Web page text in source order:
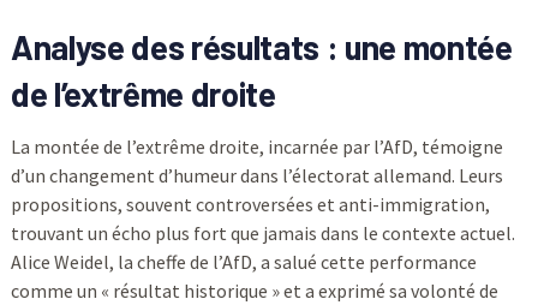
Analyse des résultats : une montée
de l’extrême droite
La montée de l’extrême droite, incarnée par l’AfD, témoigne
d’un changement d’humeur dans l’électorat allemand. Leurs
propositions, souvent controversées et anti-immigration,
trouvant un écho plus fort que jamais dans le contexte actuel.
Alice Weidel, la cheffe de l’AfD, a salué cette performance
comme un « résultat historique » et a exprimé sa volonté de